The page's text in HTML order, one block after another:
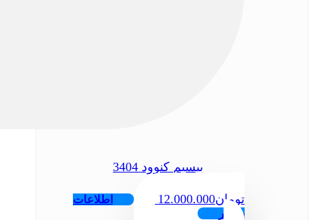
بیسیم کنوود 3404
تومان12.000.000
اطلاعات
بیشتر